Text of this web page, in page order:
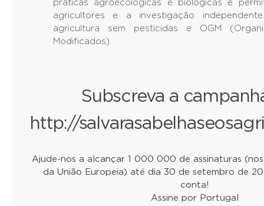
práticas agroecológicas e biológicas e
agricultores e a investigação
agricultura sem pesticidas e OGM
Modificados).
Subscreva a
http://
Ajude-nos a alcançar 1 000 000 de assinaturas
da União Europeia) até dia 30 de setembro de
conta!
Assine por Portugal